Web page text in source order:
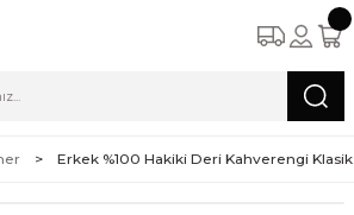
Erkek %100 Hakiki Deri Kahverengi